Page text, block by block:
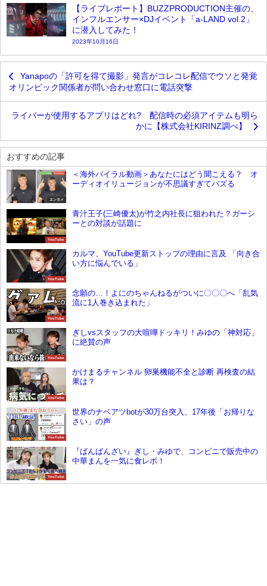
【ライブレポート】BUZZPRODUCTION主催の、
インフルエンサー×DJイベント「a-LAND vol.2」
に潜入してみた！
2023年10月16日
Yanapoの「許可を得て撮影」発言がコレコレ配信でウソと発覚
オリンピック関係者が問い合わせ窓口に電話突撃
ライバーが使用するアプリはどれ? 配信時の必須アイテムも明ら
かに【株式会社KIRINZ調べ】
おすすめの記事
エンタメ
＜海外バイラル動画＞あなたにはどう聞こえる？ オ
ーディオイリュージョンが不思議すぎてバズる
YouTube
青汁王子(三崎優太)が竹之内社長に狙われた？ガーシ
ーとの対談が話題に
YouTube
カルマ、YouTube更新ストップの理由に言及 「向き合
い方に悩んでいる」
YouTube
念願の…！よにのちゃんねるがついに〇〇〇へ「乱気
流に1人巻き込まれた」
YouTube
ぎしvsスタッフの大喧嘩ドッキリ！みゆの「神対応」
に絶賛の声
YouTube
かけまるチャンネル 卵巣機能不全と診断 再検査の結
果は？
YouTube
世界のナベアツbotが30万台突入、17年後「お帰りな
さい」の声
YouTube
『ばんばんざい』ぎし・みゆで、コンビニで販売中の
中華まんを一気に食レポ！